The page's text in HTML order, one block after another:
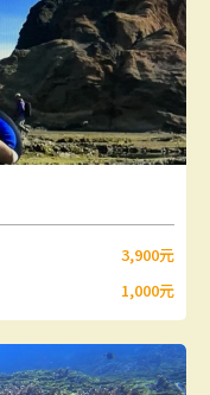
3,900元
1,000元